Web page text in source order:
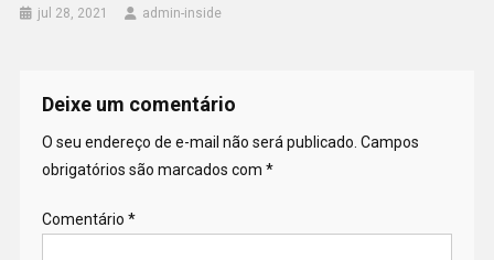
jul 28, 2021 admin-inside
Deixe um comentário
O seu endereço de e-mail não será publicado. Campos
obrigatórios são marcados com *
Comentário *